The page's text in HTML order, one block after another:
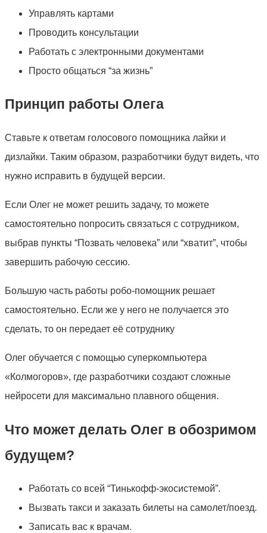
Управлять картами
Проводить консультации
Работать с электронными документами
Просто общаться “за жизнь”
Принцип работы Олега
Ставьте к ответам голосового помощника лайки и
дизлайки. Таким образом, разработчики будут видеть, что
нужно исправить в будущей версии.
Если Олег не может решить задачу, то можете
самостоятельно попросить связаться с сотрудником,
выбрав пункты “Позвать человека” или “хватит”, чтобы
завершить рабочую сессию.
Большую часть работы робо-помощник решает
самостоятельно. Если же у него не получается это
сделать, то он передает её сотруднику
Олег обучается с помощью суперкомпьютера
«Колмогоров», где разработчики создают сложные
нейросети для максимально плавного общения.
Что может делать Олег в обозримом
будущем?
Работать со всей “Тинькофф-экосистемой”.
Вызвать такси и заказать билеты на самолет/поезд.
Записать вас к врачам.